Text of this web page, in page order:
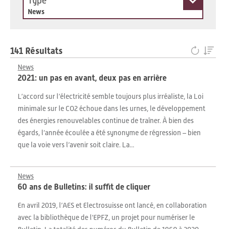
News
141 Résultats
News
2021: un pas en avant, deux pas en arrière
L’accord sur l’électricité semble toujours plus irréaliste, la Loi
minimale sur le CO2 échoue dans les urnes, le développement
des énergies renouvelables continue de traîner. À bien des
égards, l’année écoulée a été synonyme de régression – bien
que la voie vers l’avenir soit claire. La...
News
60 ans de Bulletins: il suffit de cliquer
En avril 2019, l’AES et Electrosuisse ont lancé, en collaboration
avec la bibliothèque de l’EPFZ, un projet pour numériser le